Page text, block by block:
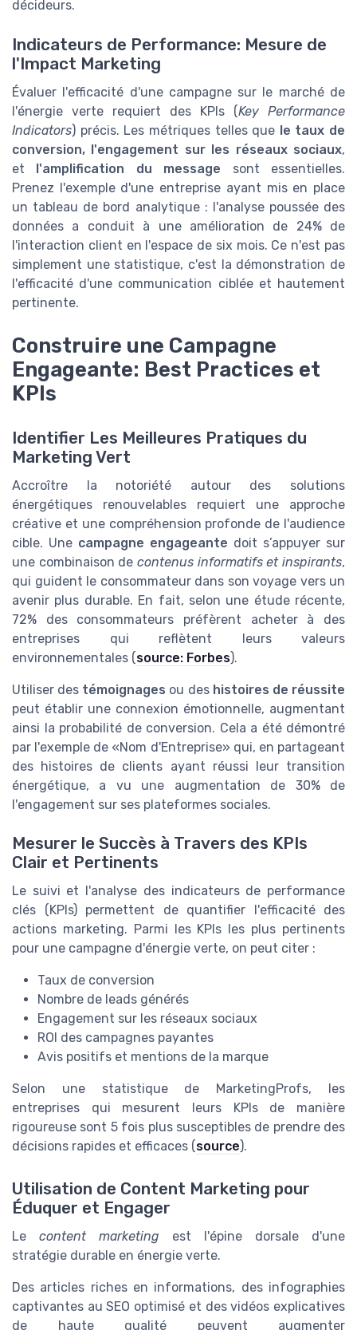
décideurs.
Indicateurs de Performance: Mesure de
l'Impact Marketing
Évaluer l'efficacité d'une campagne sur le marché de
l'énergie verte requiert des KPIs (Key Performance
Indicators) précis. Les métriques telles que le taux de
conversion, l'engagement sur les réseaux sociaux,
et l'amplification du message sont essentielles.
Prenez l'exemple d'une entreprise ayant mis en place
un tableau de bord analytique : l'analyse poussée des
données a conduit à une amélioration de 24% de
l'interaction client en l'espace de six mois. Ce n'est pas
simplement une statistique, c'est la démonstration de
l'efficacité d'une communication ciblée et hautement
pertinente.
Construire une Campagne
Engageante: Best Practices et
KPIs
Identifier Les Meilleures Pratiques du
Marketing Vert
Accroître la notoriété autour des solutions
énergétiques renouvelables requiert une approche
créative et une compréhension profonde de l'audience
cible. Une campagne engageante doit s’appuyer sur
une combinaison de contenus informatifs et inspirants,
qui guident le consommateur dans son voyage vers un
avenir plus durable. En fait, selon une étude récente,
72% des consommateurs préfèrent acheter à des
entreprises qui reflètent leurs valeurs
environnementales (source: Forbes).
Utiliser des témoignages ou des histoires de réussite
peut établir une connexion émotionnelle, augmentant
ainsi la probabilité de conversion. Cela a été démontré
par l'exemple de «Nom d'Entreprise» qui, en partageant
des histoires de clients ayant réussi leur transition
énergétique, a vu une augmentation de 30% de
l'engagement sur ses plateformes sociales.
Mesurer le Succès à Travers des KPIs
Clair et Pertinents
Le suivi et l'analyse des indicateurs de performance
clés (KPIs) permettent de quantifier l'efficacité des
actions marketing. Parmi les KPIs les plus pertinents
pour une campagne d'énergie verte, on peut citer :
Taux de conversion
Nombre de leads générés
Engagement sur les réseaux sociaux
ROI des campagnes payantes
Avis positifs et mentions de la marque
Selon une statistique de MarketingProfs, les
entreprises qui mesurent leurs KPIs de manière
rigoureuse sont 5 fois plus susceptibles de prendre des
décisions rapides et efficaces (source).
Utilisation de Content Marketing pour
Éduquer et Engager
Le content marketing est l'épine dorsale d'une
stratégie durable en énergie verte.
Des articles riches en informations, des infographies
captivantes au SEO optimisé et des vidéos explicatives
de haute qualité peuvent augmenter